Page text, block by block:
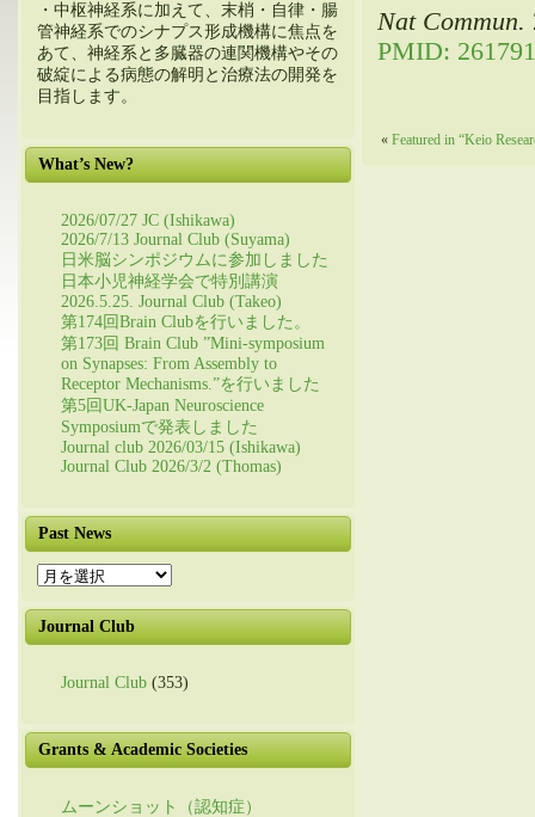
・中枢神経系に加えて、末梢・自律・腸
管神経系でのシナプス形成機構に焦点を
あて、神経系と多臓器の連関機構やその
破綻による病態の解明と治療法の開発を
目指します。
What’s New?
2026/07/27 JC (Ishikawa)
2026/7/13 Journal Club (Suyama)
日米脳シンポジウムに参加しました
日本小児神経学会で特別講演
2026.5.25. Journal Club (Takeo)
第174回Brain Clubを行いました。
第173回 Brain Club ”Mini-symposium
on Synapses: From Assembly to
Receptor Mechanisms.”を行いました
第5回UK-Japan Neuroscience
Symposiumで発表しました
Journal club 2026/03/15 (Ishikawa)
Journal Club 2026/3/2 (Thomas)
Past News
Past
News
Journal Club
Journal Club (353)
Grants & Academic Societies
ムーンショット（認知症）
Nat Commun.
PMID:
« Featured in “Keio